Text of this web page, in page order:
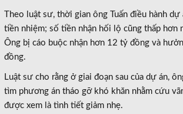
Theo luật sư, thời gian ông Tuấn điều hành
tiền nhiệm; số tiền nhận hối lộ cũng thấp hơn
Ông bị cáo buộc nhận hơn 12 tỷ đồng và
đồng.
Luật sư cho rằng ở giai đoạn sau của dự án,
tìm phương án tháo gỡ khó khăn nhằm cứu
được xem là tình tiết giảm nhẹ.